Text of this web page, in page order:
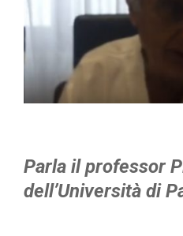
Parla il professor
dell’Università di